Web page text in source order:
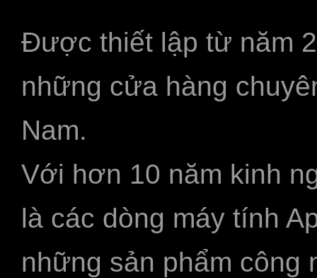
Được thiết lập từ năm
những cửa hàng
Nam.
Với hơn 10 năm kinh
là các dòng máy tính
những sản phẩm công